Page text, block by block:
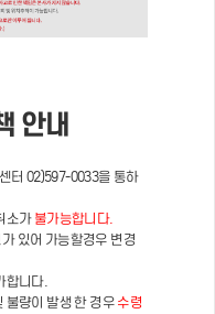
안내
터 02)597-0033을 통하
소가 불가능합니다.
있어 가능할경우 변경
합니다.
불량이 발생 한 경우 수령